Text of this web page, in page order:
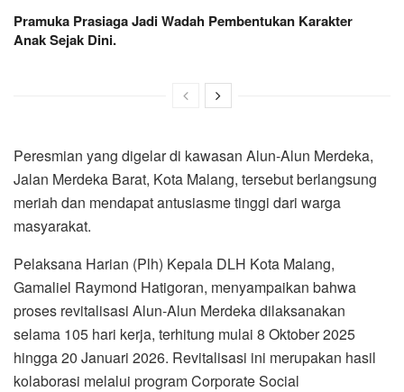
Pramuka Prasiaga Jadi Wadah Pembentukan Karakter
Anak Sejak Dini.
Peresmian yang digelar di kawasan Alun-Alun Merdeka,
Jalan Merdeka Barat, Kota Malang, tersebut berlangsung
meriah dan mendapat antusiasme tinggi dari warga
masyarakat.
Pelaksana Harian (Plh) Kepala DLH Kota Malang,
Gamaliel Raymond Hatigoran, menyampaikan bahwa
proses revitalisasi Alun-Alun Merdeka dilaksanakan
selama 105 hari kerja, terhitung mulai 8 Oktober 2025
hingga 20 Januari 2026. Revitalisasi ini merupakan hasil
kolaborasi melalui program Corporate Social